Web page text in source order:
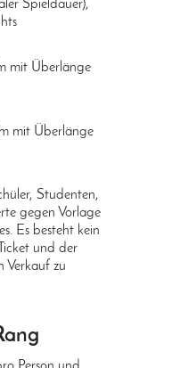
Spieldauer),
mit Überlänge
mit Überlänge
Studenten,
gegen Vorlage
Es besteht kein
und der
Verkauf zu